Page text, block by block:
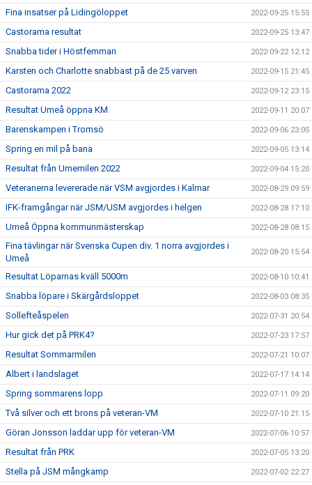
Fina insatser på Lidingöloppet 2022-09-25 15:55
Castorama resultat 2022-09-25 13:47
Snabba tider i Höstfemman 2022-09-22 12:12
Karsten och Charlotte snabbast på de 25 varven 2022-09-15 21:45
Castorama 2022 2022-09-12 23:15
Resultat Umeå öppna KM 2022-09-11 20:07
Barenskampen i Tromsö 2022-09-06 23:05
Spring en mil på bana 2022-09-05 13:14
Resultat från Umemilen 2022 2022-09-04 15:20
Veteranerna levererade när VSM avgjordes i Kalmar 2022-08-29 09:59
IFK-framgångar när JSM/USM avgjordes i helgen 2022-08-28 17:10
Umeå Öppna kommunmästerskap 2022-08-28 08:15
Fina tävlingar när Svenska Cupen div. 1 norra avgjordes i
Umeå
2022-08-20 15:54
Resultat Löparnas kväll 5000m 2022-08-10 10:41
Snabba löpare i Skärgårdsloppet 2022-08-03 08:35
Sollefteåspelen 2022-07-31 20:54
Hur gick det på PRK4? 2022-07-23 17:57
Resultat Sommarmilen 2022-07-21 10:07
Albert i landslaget 2022-07-17 14:14
Spring sommarens lopp 2022-07-11 09:20
Två silver och ett brons på veteran-VM 2022-07-10 21:15
Göran Jonsson laddar upp för veteran-VM 2022-07-06 10:57
Resultat från PRK 2022-07-05 13:20
Stella på JSM mångkamp 2022-07-02 22:27